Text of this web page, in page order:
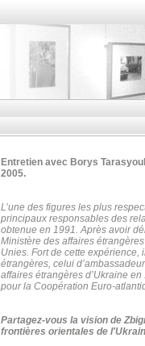
Entretien avec Borys
2005.
L’une des figures les plus
principaux responsables des
obtenue en 1991. Après avoir
Ministère des affaires
Unies. Fort de cette expérience,
étrangères, celui
affaires étrangères d’Ukraine
pour la Coopération Euro-
Partagez-vous la vision de
frontières orientales de